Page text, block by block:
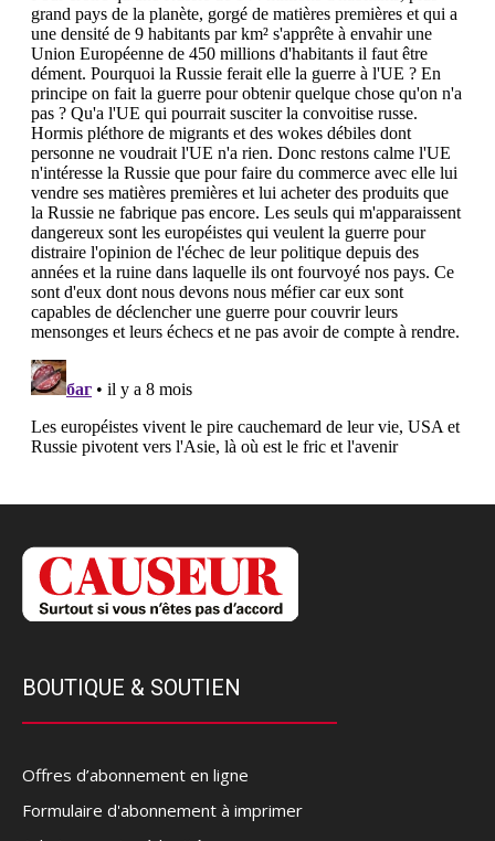
BOUTIQUE & SOUTIEN
Offres d’abonnement en ligne
Formulaire d'abonnement à imprimer